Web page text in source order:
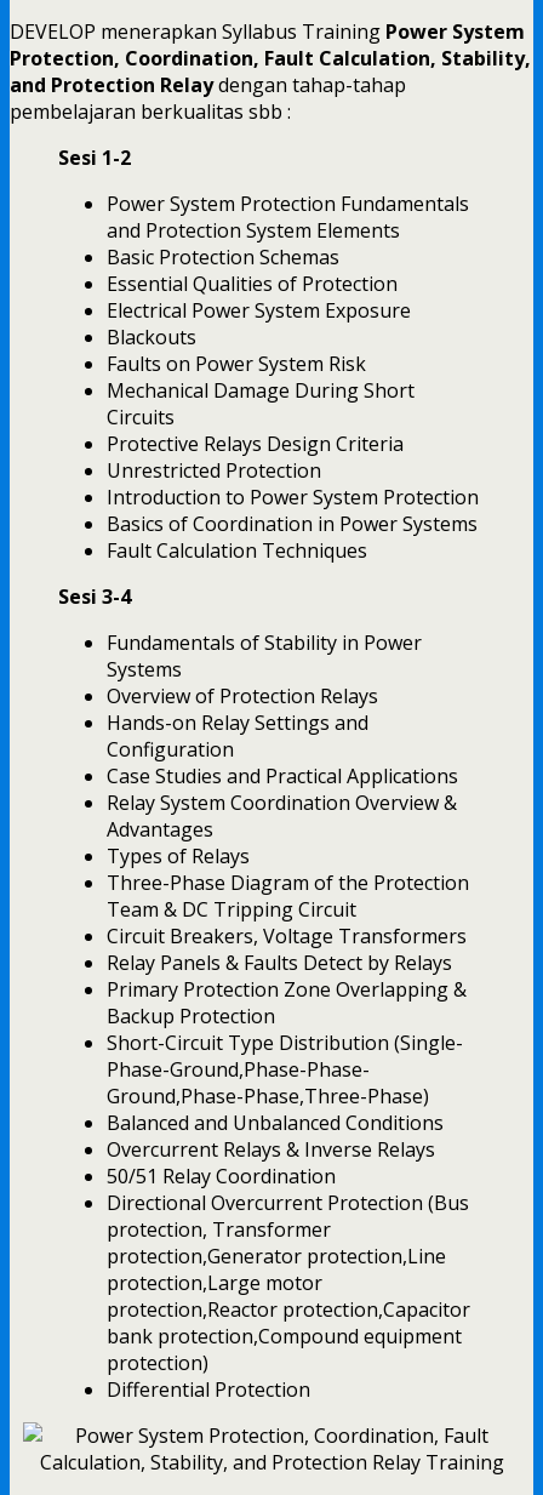
DEVELOP menerapkan Syllabus Training Power System
Protection, Coordination, Fault Calculation, Stability,
and Protection Relaydengan tahap-tahap
pembelajaran berkualitas sbb :
Sesi 1-2
Power System Protection Fundamentals
and Protection System Elements
Basic Protection Schemas
Essential Qualities of Protection
Electrical Power System Exposure
Blackouts
Faults on Power System Risk
Mechanical Damage During Short
Circuits
Protective Relays Design Criteria
Unrestricted Protection
Introduction to Power System Protection
Basics of Coordination in Power Systems
Fault Calculation Techniques
Sesi 3-4
Fundamentals of Stability in Power
Systems
Overview of Protection Relays
Hands-on Relay Settings and
Configuration
Case Studies and Practical Applications
Relay System Coordination Overview &
Advantages
Types of Relays
Three-Phase Diagram of the Protection
Team & DC Tripping Circuit
Circuit Breakers, Voltage Transformers
Relay Panels & Faults Detect by Relays
Primary Protection Zone Overlapping &
Backup Protection
Short-Circuit Type Distribution (Single-
Phase-Ground,Phase-Phase-
Ground,Phase-Phase,Three-Phase)
Balanced and Unbalanced Conditions
Overcurrent Relays & Inverse Relays
50/51 Relay Coordination
Directional Overcurrent Protection (Bus
protection, Transformer
protection,Generator protection,Line
protection,Large motor
protection,Reactor protection,Capacitor
bank protection,Compound equipment
protection)
Differential Protection